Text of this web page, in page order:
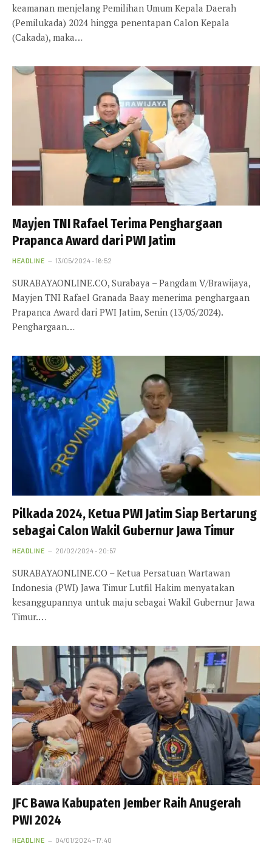
keamanan menjelang Pemilihan Umum Kepala Daerah
(Pemilukada) 2024 hingga penentapan Calon Kepala
(Cakada), maka…
Mayjen TNI Rafael Terima Penghargaan
Prapanca Award dari PWI Jatim
HEADLINE 13/05/2024 - 16:52
SURABAYAONLINE.CO, Surabaya – Pangdam V/Brawijaya,
Mayjen TNI Rafael Granada Baay menerima penghargaan
Prapanca Award dari PWI Jatim, Senin (13/05/2024).
Penghargaan…
Pilkada 2024, Ketua PWI Jatim Siap Bertarung
sebagai Calon Wakil Gubernur Jawa Timur
HEADLINE 20/02/2024 - 20:57
SURABAYAONLINE.CO – Ketua Persatuan Wartawan
Indonesia (PWI) Jawa Timur Lutfil Hakim menyatakan
kesanggupannya untuk maju sebagai Wakil Gubernur Jawa
Timur.…
JFC Bawa Kabupaten Jember Raih Anugerah
PWI 2024
HEADLINE 04/01/2024 - 17:40